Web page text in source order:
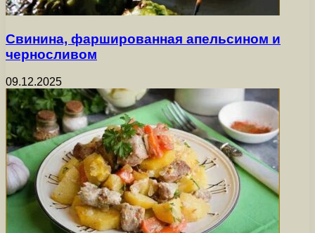
Свинина, фаршированная апельсином и
черносливом
09.12.2025